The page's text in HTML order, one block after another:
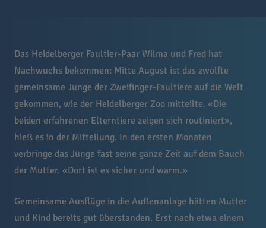
Das Heidelberger Faultier-Paar Wilma und Fred hat
Nachwuchs bekommen: Mitte August ist das zwölfte
gemeinsame Junge der Zweifinger-Faultiere auf die Welt
gekommen, wie der Heidelberger Zoo mitteilte. «Die
beiden erfahrenen Elterntiere zeigen sich routiniert»,
hieß es in der Mitteilung. In den ersten Monaten
verbringe das Junge fast seine ganze Zeit auf dem Bauch
der Mutter. «Dort ist es sicher und warm.»
Gemeinsame Ausflüge in die Außenanlage hätten Mutter
und Kind bereits gut überstanden. Erst nach etwa einem